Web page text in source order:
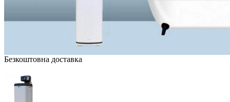
Безкоштовна доставка